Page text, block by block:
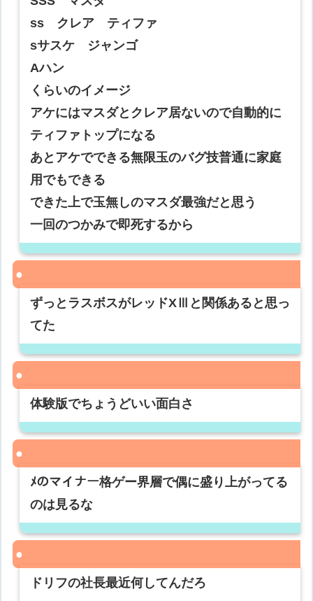
ss クレア ティファ
sサスケ ジャンゴ
Aハン
くらいのイメージ
アケにはマスダとクレア居ないので自動的に
ティファトップになる
あとアケでできる無限玉のバグ技普通に家庭
用でもできる
できた上で玉無しのマスダ最強だと思う
一回のつかみで即死するから
ずっとラスボスがレッドXⅢと関係あると思っ
てた
体験版でちょうどいい面白さ
ﾒのマイナー格ゲー界層で偶に盛り上がってる
のは見るな
ドリフの社長最近何してんだろ